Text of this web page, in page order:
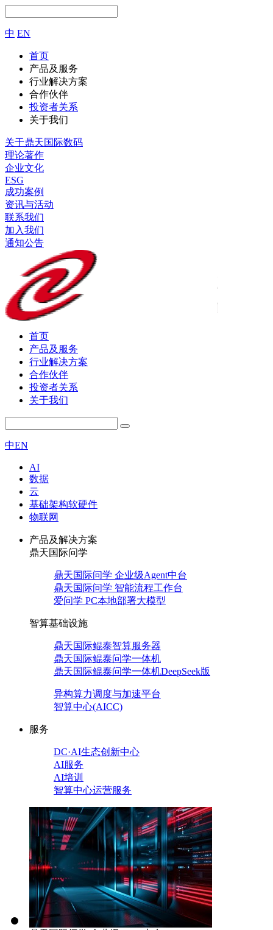
中 EN
首页
产品及服务
行业解决方案
合作伙伴
投资者关系
关于我们
关于鼎天国际数码
理论著作
企业文化
ESG
成功案例
资讯与活动
联系我们
加入我们
通知公告
首页
产品及服务
行业解决方案
合作伙伴
投资者关系
关于我们
中EN
AI
数据
云
基础架构软硬件
物联网
产品及解决方案
鼎天国际问学
鼎天国际问学 企业级Agent中台
鼎天国际问学 智能流程工作台
爱问学 PC本地部署大模型
智算基础设施
鼎天国际鲲泰智算服务器
鼎天国际鲲泰问学一体机
鼎天国际鲲泰问学一体机DeepSeek版
异构算力调度与加速平台
智算中心(AICC)
服务
DC·AI生态创新中心
AI服务
AI培训
智算中心运营服务